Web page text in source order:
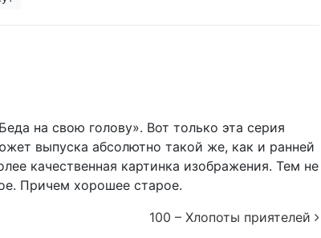
на свою голову». Вот только эта серия
выпуска абсолютно такой же, как и ранней
качественная картинка изображения. Тем не
Причем хорошее старое.
100 – Хлопоты приятелей